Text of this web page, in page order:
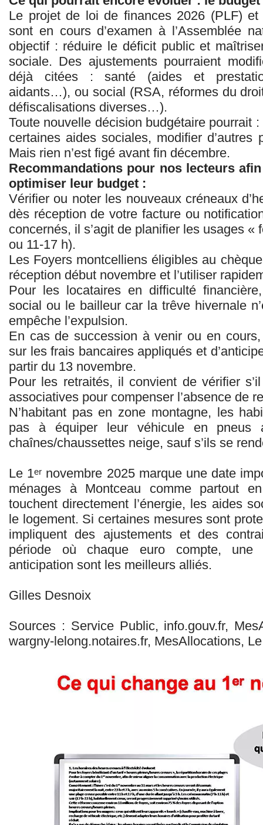
Le projet de loi de finances 2026 (PLF)
sont en cours d’examen à l’Assemblée
objectif : réduire le déficit public et
sociale. Des ajustements pourraient
déjà citées : santé (aides et
aidants…), ou social (RSA, réformes du
défiscalisations diverses…).
Toute nouvelle décision budgétaire pourrait
certaines aides sociales, modifier
Mais rien n’est figé avant fin décembre.
Recommandations pour nos lecteurs
optimiser leur budget :
Vérifier ou noter les nouveaux créneaux
dès réception de votre facture ou
concernés, il s’agit de planifier les usages «
ou 11-17 h).
Les Foyers montcelliens éligibles au
réception début novembre et l’utiliser
Pour les locataires en difficulté
social ou le bailleur car la trêve hivernale
empêche l’expulsion.
En cas de succession à venir ou en
sur les frais bancaires appliqués et
partir du 13 novembre.
Pour les retraités, il convient de vérifier
associatives pour compenser l’absence de
N’habitant pas en zone montagne, les
pas à équiper leur véhicule en pneus
chaînes/chaussettes neige, sauf s’ils se
Le 1ᵉʳ novembre 2025 marque une date
ménages à Montceau comme partout
touchent directement l’énergie, les aides
le logement. Si certaines mesures sont
impliquent des ajustements et des
période où chaque euro compte, une
anticipation sont les meilleurs alliés.
Gilles Desnoix
Sources : Service Public, info.gouv.fr,
wargny-lelong.notaires.fr, MesAllocations,